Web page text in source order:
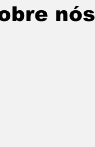
nós